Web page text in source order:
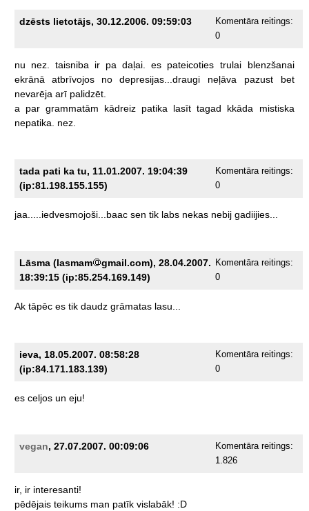
dzēsts lietotājs, 30.12.2006. 09:59:03
Komentāra reitings:
0
nu nez. taisniba ir pa daļai. es pateicoties trulai
blenzšanai
ekrānā
atbrīvojos no depresijas...draugi neļāva pazust
bet
nevarēja arī palidzēt.
a
par grammatām kādreiz patika lasīt tagad kkāda
mistiska
nepatika.
nez.
tada pati ka tu, 11.01.2007. 19:04:39
(ip:81.198.155.155)
Komentāra reitings:
0
jaa.....iedvesmojoši...baac sen tik labs nekas nebij gadiijies...
Lāsma (lasmam
gmail.com), 28.04.2007.
18:39:15 (ip:85.254.169.149)
Komentāra reitings:
0
Ak tāpēc es tik daudz grāmatas lasu...
ieva, 18.05.2007. 08:58:28
(ip:84.171.183.139)
Komentāra reitings:
0
es celjos un eju!
vegan, 27.07.2007. 00:09:06
Komentāra reitings:
1.826
ir, ir interesanti!
pēdējais teikums man patīk vislabāk! :D